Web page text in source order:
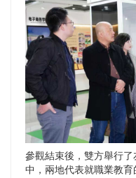
參觀結束後，雙方舉行
中，兩地代表就職業教